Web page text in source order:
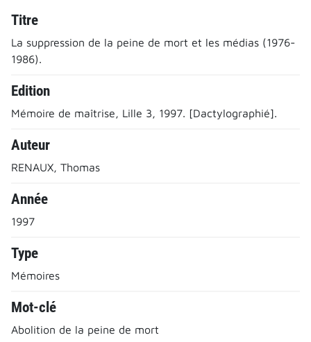
Titre
La suppression de la peine de mort et les médias (1976-
1986).
Edition
Mémoire de maîtrise, Lille 3, 1997. [Dactylographié].
Auteur
RENAUX, Thomas
Année
1997
Type
Mémoires
Mot-clé
Abolition de la peine de mort